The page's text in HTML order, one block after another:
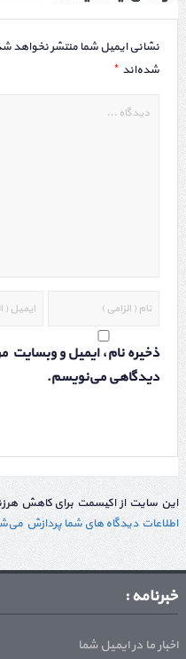
نشانی ایمیل شما منتشر نخواهد
شده‌اند *
ذخیره نام، ایمیل و وبسایت
دیدگاهی می‌نویسم.
این سایت از اکیسمت برای کاهش
اطلاعات دیدگاه های شما پردازش
خبرنامه :
اخبار ما در ایمیل شما